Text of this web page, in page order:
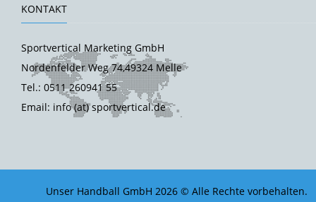
KONTAKT
Sportvertical Marketing GmbH
Nordenfelder Weg 74,49324 Melle
Tel.: 0511 260941 55
Email: info (at) sportvertical.de
Unser Handball GmbH 2026 © Alle Rechte vorbehalten.